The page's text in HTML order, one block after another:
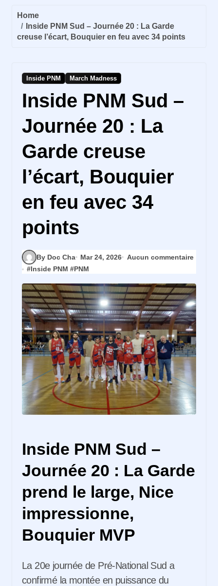
Home
Inside PNM Sud – Journée 20 : La Garde
creuse l’écart, Bouquier en feu avec 34 points
Inside PNM March Madness
Inside PNM Sud –
Journée 20 : La
Garde creuse
l’écart, Bouquier
en feu avec 34
points
By Doc Cha Mar 24, 2026
Aucun commentaire
#Inside PNM #PNM
Inside PNM Sud –
Journée 20 : La Garde
prend le large, Nice
impressionne,
Bouquier MVP
La 20e journée de Pré-National Sud a
confirmé la montée en puissance du